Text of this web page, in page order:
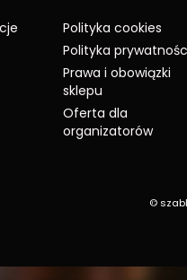
Polityka cookies
Polityka
Prawa i obowiązki
sklepu
Oferta dla
organizatorów
©